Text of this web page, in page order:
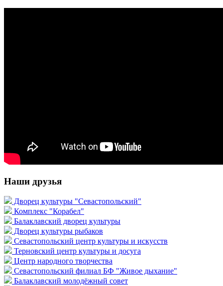
Наши друзья
Дворец культуры "Севастопольский"
Комплекс "Корабел"
Балаклавский дворец культуры
Дворец культуры рыбаков
Севастопольский центр культуры и искусств
Терновский центр культуры и досуга
Центр народного творчества
Севастопольский филиал БФ "Живое дыхание"
Балаклавский молодёжный совет